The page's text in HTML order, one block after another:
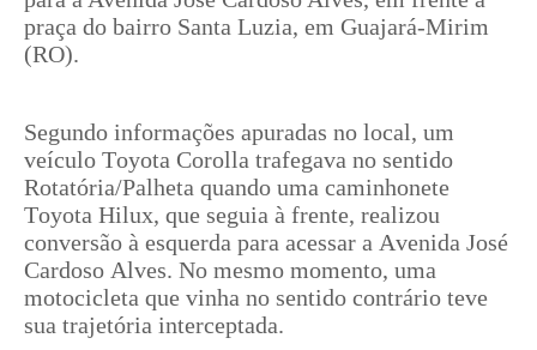
praça do bairro Santa Luzia, em Guajará-Mirim
(RO).
Segundo informações apuradas no local, um
veículo Toyota Corolla trafegava no sentido
Rotatória/Palheta quando uma caminhonete
Toyota Hilux, que seguia à frente, realizou
conversão à esquerda para acessar a Avenida José
Cardoso Alves. No mesmo momento, uma
motocicleta que vinha no sentido contrário teve
sua trajetória interceptada.